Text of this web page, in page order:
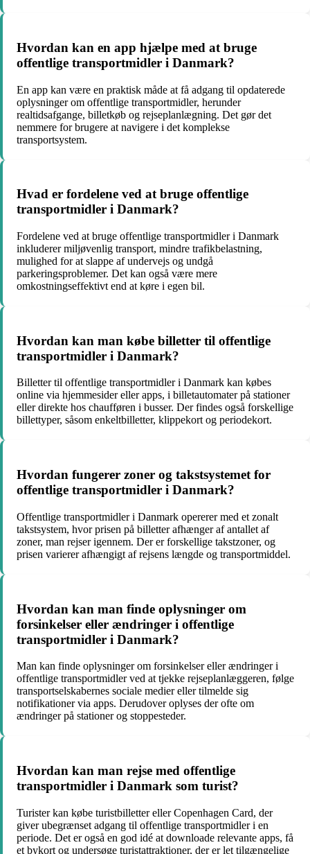
Hvordan kan en app hjælpe med at bruge
offentlige transportmidler i Danmark?
En app kan være en praktisk måde at få adgang til opdaterede
oplysninger om offentlige transportmidler, herunder
realtidsafgange, billetkøb og rejseplanlægning. Det gør det
nemmere for brugere at navigere i det komplekse
transportsystem.
Hvad er fordelene ved at bruge offentlige
transportmidler i Danmark?
Fordelene ved at bruge offentlige transportmidler i Danmark
inkluderer miljøvenlig transport, mindre trafikbelastning,
mulighed for at slappe af undervejs og undgå
parkeringsproblemer. Det kan også være mere
omkostningseffektivt end at køre i egen bil.
Hvordan kan man købe billetter til offentlige
transportmidler i Danmark?
Billetter til offentlige transportmidler i Danmark kan købes
online via hjemmesider eller apps, i billetautomater på stationer
eller direkte hos chaufføren i busser. Der findes også forskellige
billettyper, såsom enkeltbilletter, klippekort og periodekort.
Hvordan fungerer zoner og takstsystemet for
offentlige transportmidler i Danmark?
Offentlige transportmidler i Danmark opererer med et zonalt
takstsystem, hvor prisen på billetter afhænger af antallet af
zoner, man rejser igennem. Der er forskellige takstzoner, og
prisen varierer afhængigt af rejsens længde og transportmiddel.
Hvordan kan man finde oplysninger om
forsinkelser eller ændringer i offentlige
transportmidler i Danmark?
Man kan finde oplysninger om forsinkelser eller ændringer i
offentlige transportmidler ved at tjekke rejseplanlæggeren, følge
transportselskabernes sociale medier eller tilmelde sig
notifikationer via apps. Derudover oplyses der ofte om
ændringer på stationer og stoppesteder.
Hvordan kan man rejse med offentlige
transportmidler i Danmark som turist?
Turister kan købe turistbilletter eller Copenhagen Card, der
giver ubegrænset adgang til offentlige transportmidler i en
periode. Det er også en god idé at downloade relevante apps, få
et bykort og undersøge turistattraktioner, der er let tilgængelige